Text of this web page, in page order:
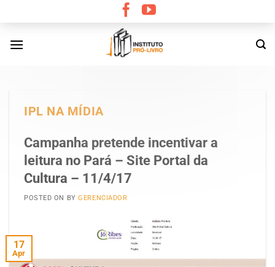
content
IPL NA MÍDIA
Campanha pretende incentivar a
leitura no Pará – Site Portal da
Cultura – 11/4/17
POSTED ON BYGERENCIADOR
17
Apr